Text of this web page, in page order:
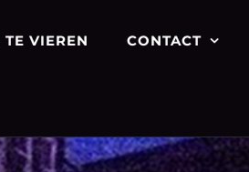
TE VIEREN CONTACT